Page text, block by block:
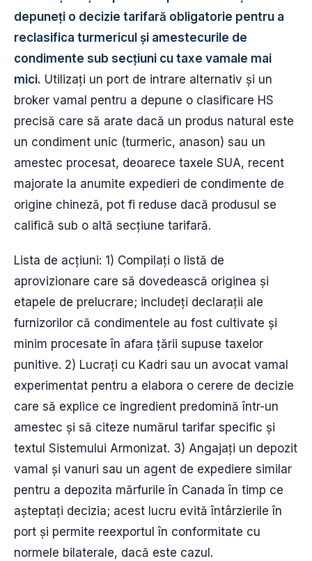
depuneți o decizie tarifară obligatorie pentru a
reclasifica turmericul și amestecurile de
condimente sub secțiuni cu taxe vamale mai
mici. Utilizați un port de intrare alternativ și un
broker vamal pentru a depune o clasificare HS
precisă care să arate dacă un produs natural este
un condiment unic (turmeric, anason) sau un
amestec procesat, deoarece taxele SUA, recent
majorate la anumite expedieri de condimente de
origine chineză, pot fi reduse dacă produsul se
califică sub o altă secțiune tarifară.
Lista de acțiuni: 1) Compilați o listă de
aprovizionare care să dovedească originea și
etapele de prelucrare; includeți declarații ale
furnizorilor că condimentele au fost cultivate și
minim procesate în afara țării supuse taxelor
punitive. 2) Lucrați cu Kadri sau un avocat vamal
experimentat pentru a elabora o cerere de decizie
care să explice ce ingredient predomină într-un
amestec și să citeze numărul tarifar specific și
textul Sistemului Armonizat. 3) Angajați un depozit
vamal și vanuri sau un agent de expediere similar
pentru a depozita mărfurile în Canada în timp ce
așteptați decizia; acest lucru evită întârzierile în
port și permite reexportul în conformitate cu
normele bilaterale, dacă este cazul.